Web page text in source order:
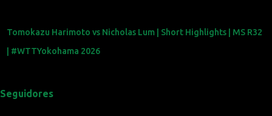
Tomokazu Harimoto vs Nicholas Lum | Short Highlights | MS R32
| #WTTYokohama 2026
Seguidores